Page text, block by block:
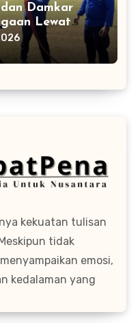
Damkar
Lewat
Kebakaran
kekuatan tulisan
tidak
emosi,
kedalaman yang